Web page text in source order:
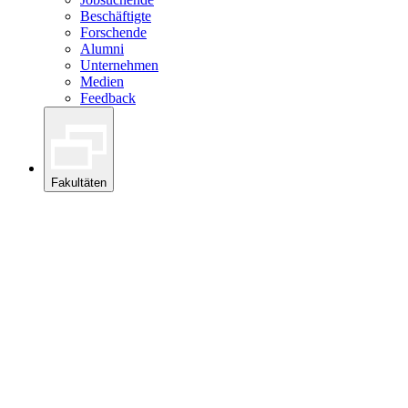
Beschäftigte
Forschende
Alumni
Unternehmen
Medien
Feedback
Fakultäten